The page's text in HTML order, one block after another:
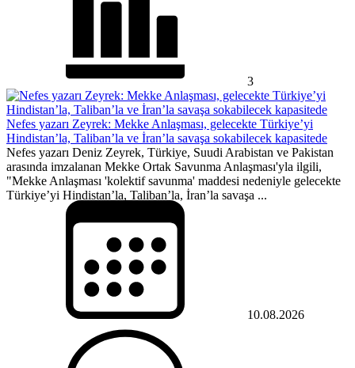
3
Nefes yazarı Zeyrek: Mekke Anlaşması, gelecekte Türkiye’yi
Hindistan’la, Taliban’la ve İran’la savaşa sokabilecek kapasitede
Nefes yazarı Deniz Zeyrek, Türkiye, Suudi Arabistan ve Pakistan
arasında imzalanan Mekke Ortak Savunma Anlaşması'yla ilgili,
"Mekke Anlaşması 'kolektif savunma' maddesi nedeniyle gelecekte
Türkiye’yi Hindistan’la, Taliban’la, İran’la savaşa ...
10.08.2026